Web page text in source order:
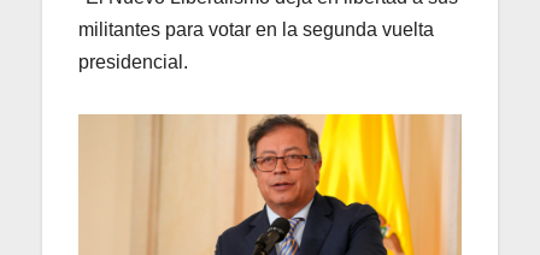
militantes para votar en la segunda vuelta
presidencial.